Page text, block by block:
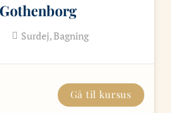
Surdej, Bagning
Gå til kursus